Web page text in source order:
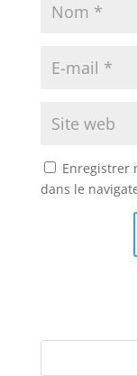
Enregistrer
dans le